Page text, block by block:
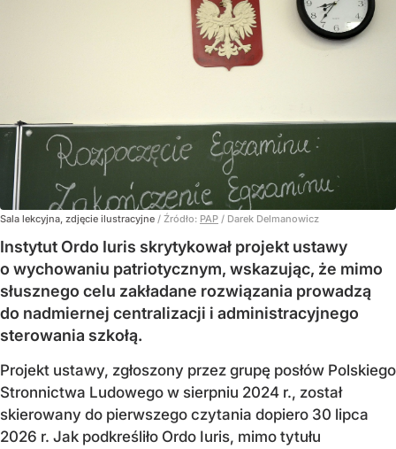
Sala lekcyjna, zdjęcie ilustracyjne / Źródło: PAP / Darek Delmanowicz
Instytut Ordo Iuris skrytykował projekt ustawy
o wychowaniu patriotycznym, wskazując, że mimo
słusznego celu zakładane rozwiązania prowadzą
do nadmiernej centralizacji i administracyjnego
sterowania szkołą.
Projekt ustawy, zgłoszony przez grupę posłów Polskiego
Stronnictwa Ludowego w sierpniu 2024 r., został
skierowany do pierwszego czytania dopiero 30 lipca
2026 r. Jak podkreśliło Ordo Iuris, mimo tytułu